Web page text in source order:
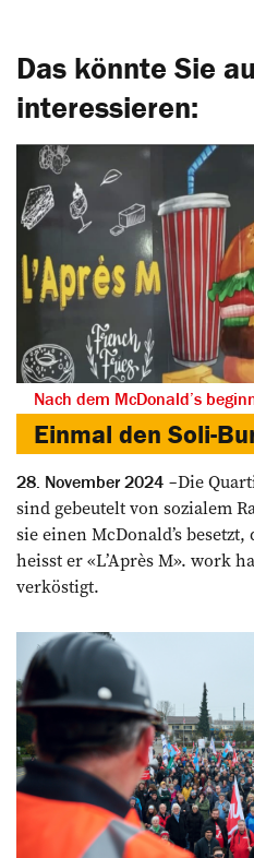
Das könnte Sie
interessieren:
Nach dem McDonald’s
Einmal den Soli-­
28. November 2024
Die
sind gebeutelt von sozialem
sie einen McDonald’s
heisst er «L’Après M». work
verköstigt.